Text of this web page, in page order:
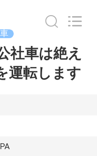
社車は絶え
運転します